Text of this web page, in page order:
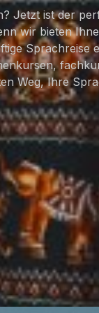
Jetzt ist der
wir bieten
Sprachreise
Weg, Ihre